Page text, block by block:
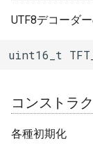
(String+font)
textWidth()
UTF8デコーダ
uint16_t
コンストラ
各種初期化